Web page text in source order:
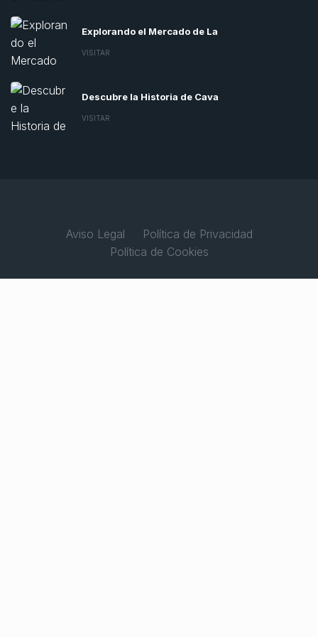
Explorando el Mercado de La
VISITAR
Descubre la Historia de Cava
VISITAR
Aviso Legal
Política de Privacidad
Política de Cookies